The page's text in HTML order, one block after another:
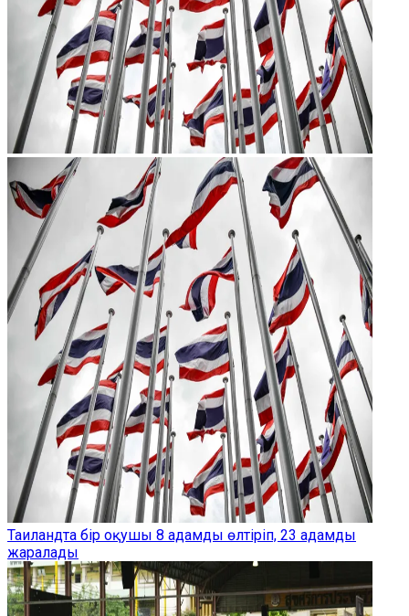
Таиландта бір оқушы 8 адамды өлтіріп, 23 адамды
жаралады